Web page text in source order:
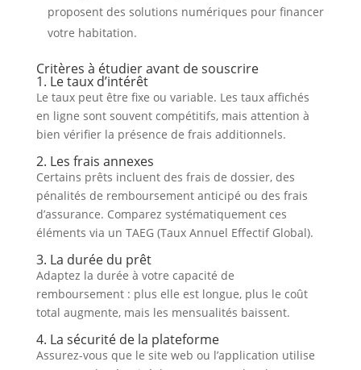
proposent des solutions numériques pour financer
votre habitation.
Critères à étudier avant de souscrire
1. Le taux d’intérêt
Le taux peut être fixe ou variable. Les taux affichés
en ligne sont souvent compétitifs, mais attention à
bien vérifier la présence de frais additionnels.
2. Les frais annexes
Certains prêts incluent des frais de dossier, des
pénalités de remboursement anticipé ou des frais
d’assurance. Comparez systématiquement ces
éléments via un TAEG (Taux Annuel Effectif Global).
3. La durée du prêt
Adaptez la durée à votre capacité de
remboursement : plus elle est longue, plus le coût
total augmente, mais les mensualités baissent.
4. La sécurité de la plateforme
Assurez-vous que le site web ou l’application utilise